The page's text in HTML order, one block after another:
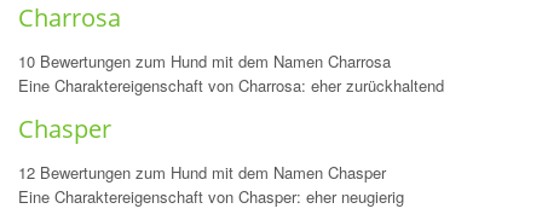
Charrosa
10 Bewertungen zum Hund mit dem Namen Charrosa
Eine Charaktereigenschaft von Charrosa: eher zurückhaltend
Chasper
12 Bewertungen zum Hund mit dem Namen Chasper
Eine Charaktereigenschaft von Chasper: eher neugierig